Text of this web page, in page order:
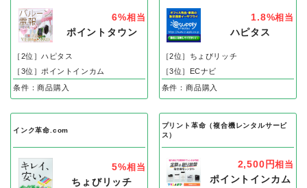
6%相当
ポイントタウン
［2位］ハピタス
［3位］ポイントインカム
条件：商品購入
1.8%相当
ハピタス
［2位］ちょびリッチ
［3位］ECナビ
条件：商品購入
インク革命.com
5%相当
ちょびリッチ
プリント革命（複合機レンタルサービ
ス）
2,500円相当
ポイントインカム